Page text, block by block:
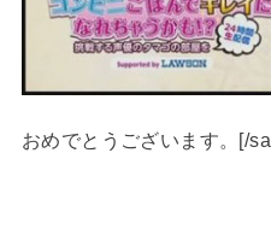
おめでとうございます。[/